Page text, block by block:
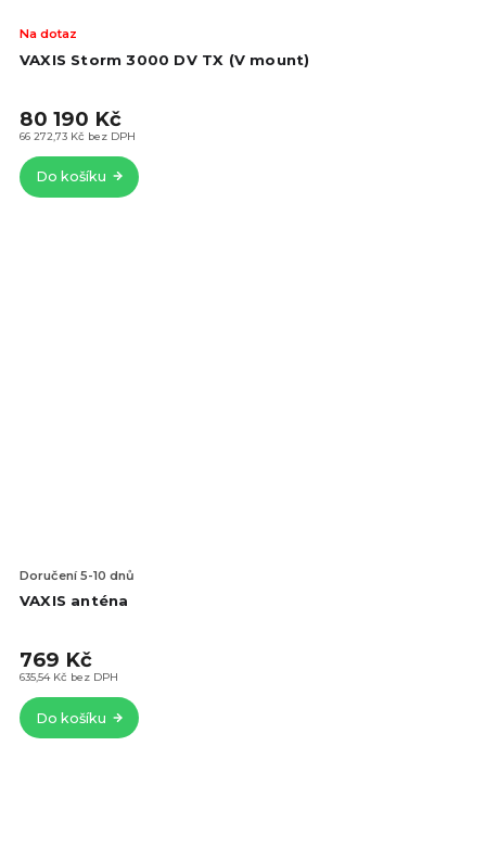
VAXIS Storm 3000 DV TX (V mount)
Na dotaz
66 272,73 Kč bez DPH
80 190 Kč
Do košíku
VAXIS anténa
Doručení 5-10 dnů
635,54 Kč bez DPH
769 Kč
Do košíku